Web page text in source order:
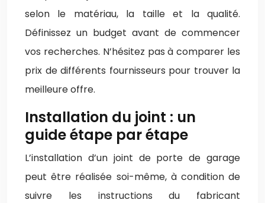
selon le matériau, la taille et la qualité.
Définissez un budget avant de commencer
vos recherches. N’hésitez pas à comparer les
prix de différents fournisseurs pour trouver la
meilleure offre.
Installation du joint : un
guide étape par étape
L’installation d’un joint de porte de garage
peut être réalisée soi-même, à condition de
suivre les instructions du fabricant